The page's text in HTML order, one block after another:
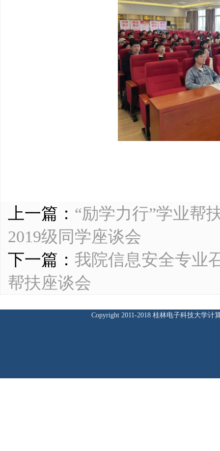
上一篇： “励学力行”学
2019级同学座谈会
下一篇： 我院信息安全专业
帮扶座谈会
Copyright 2011-2018 桂林电子科技大学